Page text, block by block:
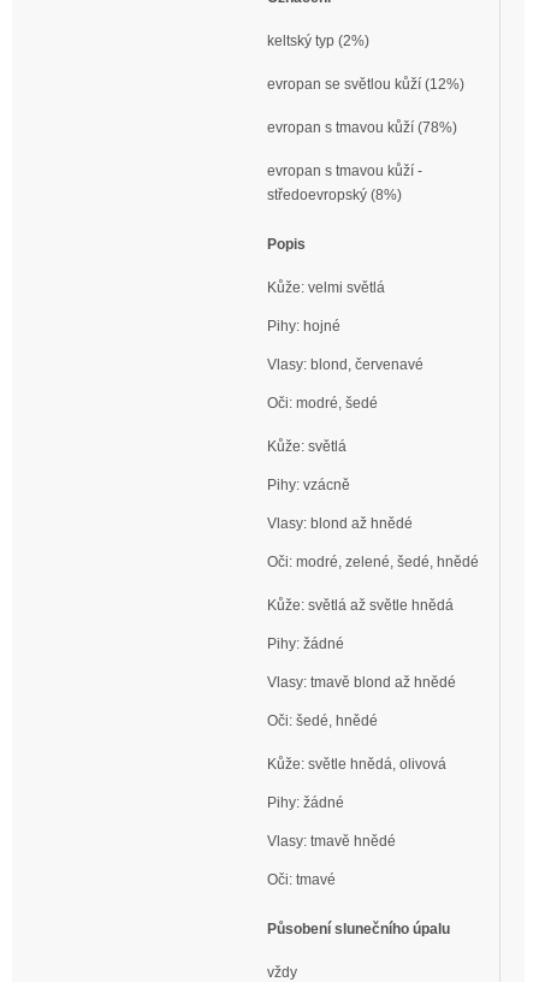
keltský typ (2%)
evropan se světlou kůží (12%)
evropan s tmavou kůží (78%)
evropan s tmavou kůží -
středoevropský (8%)
Popis
Kůže: velmi světlá
Pihy: hojné
Vlasy: blond, červenavé
Oči: modré, šedé
Kůže: světlá
Pihy: vzácně
Vlasy: blond až hnědé
Oči: modré, zelené, šedé, hnědé
Kůže: světlá až světle hnědá
Pihy: žádné
Vlasy: tmavě blond až hnědé
Oči: šedé, hnědé
Kůže: světle hnědá, olivová
Pihy: žádné
Vlasy: tmavě hnědé
Oči: tmavé
Působení slunečního úpalu
vždy